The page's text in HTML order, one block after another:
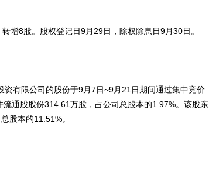
8股。股权登记日9月29日，除权除息日9月30日。
有限公司的股份于9月7日~9月21日期间通过集中竞价
通股股份314.61万股，占公司总股本的1.97%。该股东
股本的11.51%。